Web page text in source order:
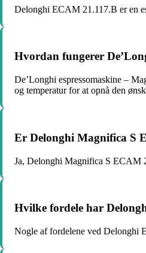
Delonghi ECAM 21.117.B er en
Hvordan fungerer
De’Longhi espressomaskine –
og temperatur for at opnå den
Er Delonghi Magnifica S
Ja, Delonghi Magnifica S ECAM
Hvilke fordele har
Nogle af fordelene ved Delonghi